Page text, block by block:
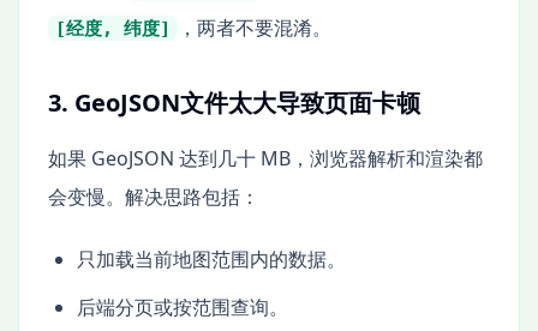
[经度, 纬度] ，两者不要混淆。
3. GeoJSON文件太大导致页面卡顿
如果 GeoJSON 达到几十 MB，浏览器解析和渲染都
会变慢。解决思路包括：
只加载当前地图范围内的数据。
后端分页或按范围查询。